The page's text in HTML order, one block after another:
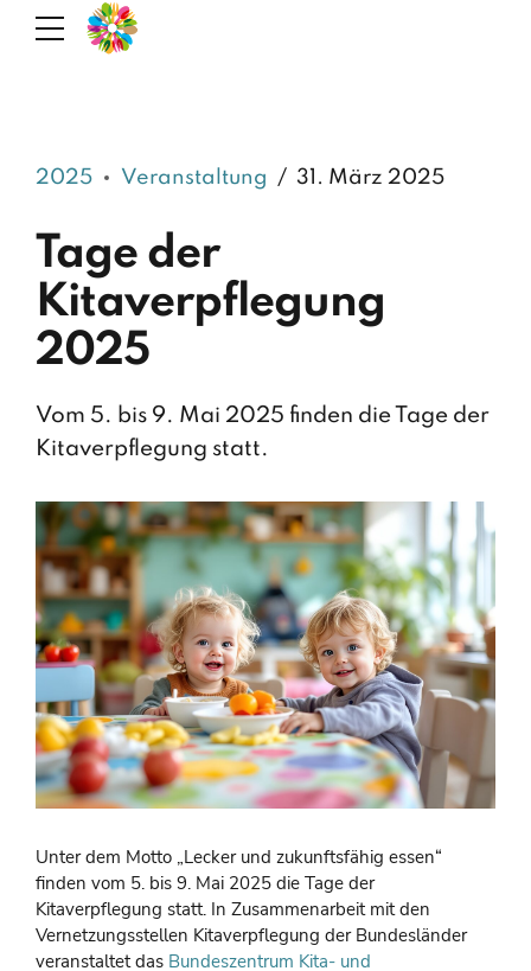
2025 Veranstaltung 31. März 2025
Tage der
Kitaverpflegung
2025
Vom 5. bis 9. Mai 2025 finden die Tage der
Kitaverpflegung statt.
Unter dem Motto „Lecker und zukunftsfähig essen“
finden vom 5. bis 9. Mai 2025 die Tage der
Kitaverpflegung statt. In Zusammenarbeit mit den
Vernetzungsstellen Kitaverpflegung der Bundesländer
veranstaltet das Bundeszentrum Kita- und